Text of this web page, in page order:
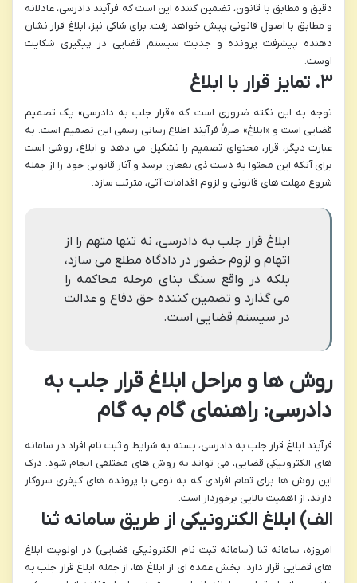
دقیق و مطابق با قانون، تضمین کننده این است که فرآیند دادرسی، عادلانه
و مطابق با اصول قانونی پیش خواهد رفت. برای شاکی نیز، ابلاغ قرار نشان
دهنده پیشرفت پرونده و جدیت سیستم قضایی در پیگیری شکایت
اوست.
۳. تمایز قرار با ابلاغ
توجه به این نکته ضروری است که «قرار جلب به دادرسی» یک تصمیم
قضایی است و «ابلاغ» صرفاً فرآیند اطلاع رسانی رسمی این تصمیم است. به
عبارت دیگر، قرار، محتوای تصمیم را تشکیل می دهد و ابلاغ، روشی است
برای آنکه این محتوا به دست ذی نفعان برسد و آثار قانونی خود را از جمله
شروع مهلت های قانونی و لزوم اقدامات آتی، مترتب سازد.
ابلاغ قرار جلب به دادرسی، نه تنها متهم را از
اتهام و لزوم حضور در دادگاه مطلع می سازد،
بلکه در واقع سنگ بنای مرحله محاکمه را
می گذارد و تضمین کننده حق دفاع و عدالت
در سیستم قضایی است.
روش ها و مراحل ابلاغ قرار جلب به
دادرسی: راهنمای گام به گام
فرآیند ابلاغ قرار جلب به دادرسی، بسته به شرایط و ثبت نام افراد در سامانه
های الکترونیکی قضایی، می تواند به روش های مختلفی انجام شود. درک
این روش ها برای تمام افرادی که به نوعی با پرونده های کیفری سروکار
دارند، از اهمیت بالایی برخوردار است.
الف) ابلاغ الکترونیکی از طریق سامانه ثنا
امروزه، سامانه ثنا (سامانه ثبت نام الکترونیکی قضایی) در اولویت ابلاغ
های قضایی قرار دارد. بخش عمده ای از ابلاغ ها، از جمله ابلاغ قرار جلب به